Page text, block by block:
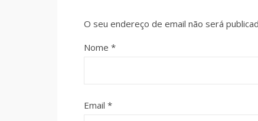
O seu endereço de email não será
Nome *
Email *